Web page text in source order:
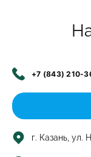
+7 (843) 210-
г. Казань, ул.